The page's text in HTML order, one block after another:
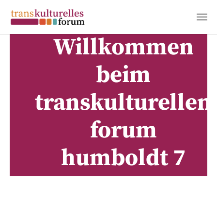
Zum Hauptinhalt springenWillkommen
beim
transkulturellen
forum
humboldt 7